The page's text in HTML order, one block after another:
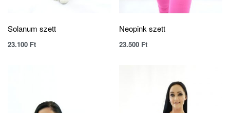
Solanum szett
23.100 Ft
Neopink szett
23.500 Ft